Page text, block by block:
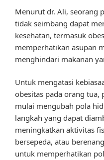
Menurut dr. Ali, seorang
tidak seimbang dapat
kesehatan, termasuk
memperhatikan asupan
menghindari makanan
Untuk mengatasi
obesitas pada orang
mulai mengubah pola
langkah yang dapat
meningkatkan aktivitas
bersepeda, atau
untuk memperhatikan